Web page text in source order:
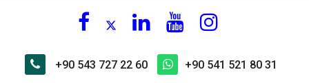
+90 543 727 22 60 +90 541 521 80 31